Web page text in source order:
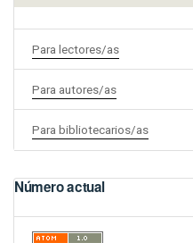
Para lectores/as
Para autores/as
Para bibliotecarios/as
Número actual